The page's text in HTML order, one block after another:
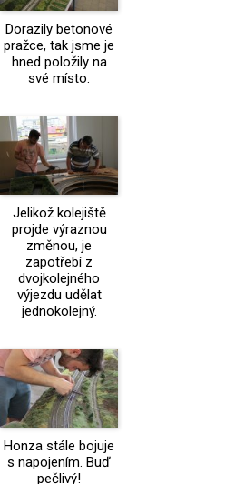
Dorazily betonové
pražce, tak jsme je
hned položily na
své místo.
Jelikož kolejiště
projde výraznou
změnou, je
zapotřebí z
dvojkolejného
výjezdu udělat
jednokolejný.
Honza stále bojuje
s napojením. Buď
pečlivý!